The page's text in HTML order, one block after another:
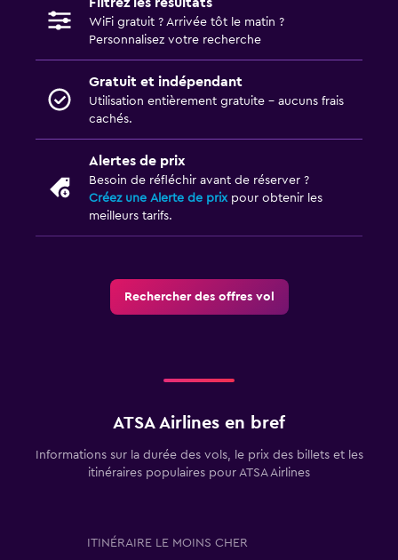
WiFi gratuit ? Arrivée tôt le matin ?
Personnalisez votre recherche
Gratuit et indépendant
Utilisation entièrement gratuite - aucuns frais
cachés.
Alertes de prix
Besoin de réfléchir avant de réserver ?
Créez une Alerte de prix pour obtenir les
meilleurs tarifs.
Rechercher des offres vol
ATSA Airlines en bref
Informations sur la durée des vols, le prix des billets et les
itinéraires populaires pour ATSA Airlines
ITINÉRAIRE LE MOINS CHER